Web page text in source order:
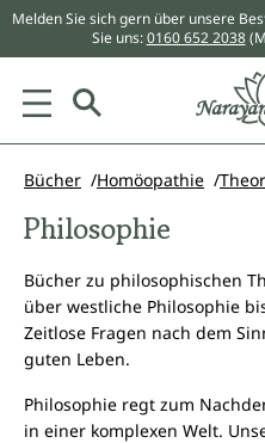
springen
Melden Sie sich gern über unsere
Sie uns:0160 652 2038
Bücher Homöopathie
Philosophie
Bücher zu philosophischen
über westliche Philosophie
Zeitlose Fragen nach dem
guten Leben.
Philosophie regt zum
in einer komplexen Welt.